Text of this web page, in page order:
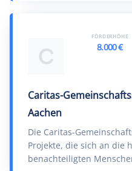
C
Caritas-
Aachen
Die Caritas-
Projekte, die sich an die
benachteiligten
FÖRDERHÖHE
8.000 €